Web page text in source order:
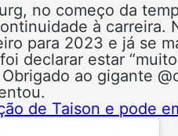
no começo da
à carreira.
para 2023 e já se
declarar estar
ao gigante
de Taison e pode